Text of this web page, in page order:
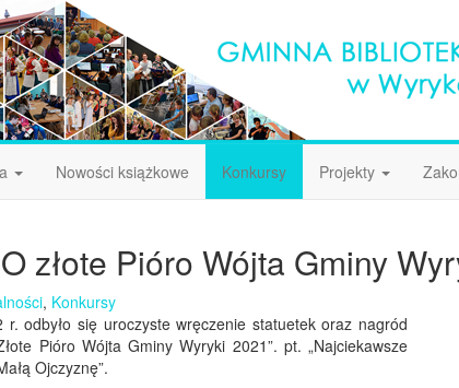
Nowości książkowe Konkursy Projekty
złote Pióro Wójta Gminy
, Konkursy
odbyło się uroczyste wręczenie statuetek oraz nagród
Pióro Wójta Gminy Wyryki 2021”. pt. „Najciekawsze
Ojczyznę”.